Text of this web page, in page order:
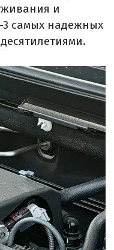
и
3 самых надежных